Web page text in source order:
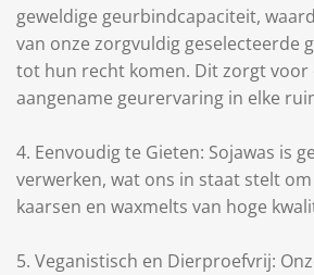
geweldige geurbindcapaciteit,
van onze zorgvuldig geselecteerde
tot hun recht komen. Dit zorgt voor
aangename geurervaring in elke
4. Eenvoudig te Gieten: Sojawas is
verwerken, wat ons in staat stelt
kaarsen en waxmelts van hoge
5. Veganistisch en Dierproefvrij: